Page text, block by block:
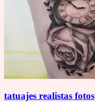
tatuajes realistas fotos